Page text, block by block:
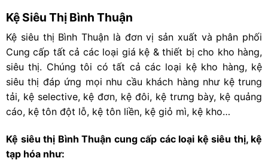
Kệ Siêu Thị Bình Thuận
Kệ siêu thị Bình Thuận là đơn vị sản xuất và phân phối
Cung cấp tất cả các loại giá kệ & thiết bị cho kho hàng,
siêu thị. Chúng tôi có tất cả các loại kệ kho hàng, kệ
siêu thị đáp ứng mọi nhu cầu khách hàng như kệ trung
tải, kệ selective, kệ đơn, kệ đôi, kệ trưng bày, kệ quảng
cáo, kệ tôn đột lỗ, kệ tôn liền, kệ giỏ mì, kệ kho…
Kệ siêu thị Bình Thuận cung cấp các loại kệ siêu thị, kệ
tạp hóa như: